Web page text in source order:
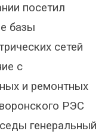
посетил
базы
сетей
с
и ремонтных
РЭС
генеральный